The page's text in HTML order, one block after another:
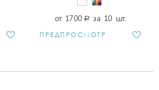
от 1700 a за 10 шт.
ПРЕДПРОСМОТР